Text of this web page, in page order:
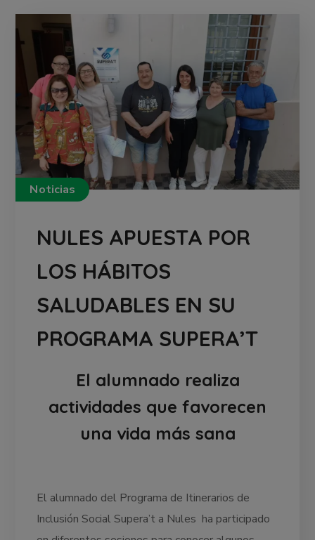
Noticias
NULES APUESTA POR
LOS HÁBITOS
SALUDABLES EN SU
PROGRAMA SUPERA’T
El alumnado realiza
actividades que favorecen
una vida más sana
El alumnado del Programa de Itinerarios de
Inclusión Social Supera’t a Nules ha participado